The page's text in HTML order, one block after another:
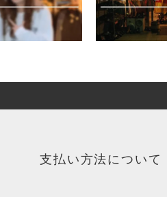
支払い方法について